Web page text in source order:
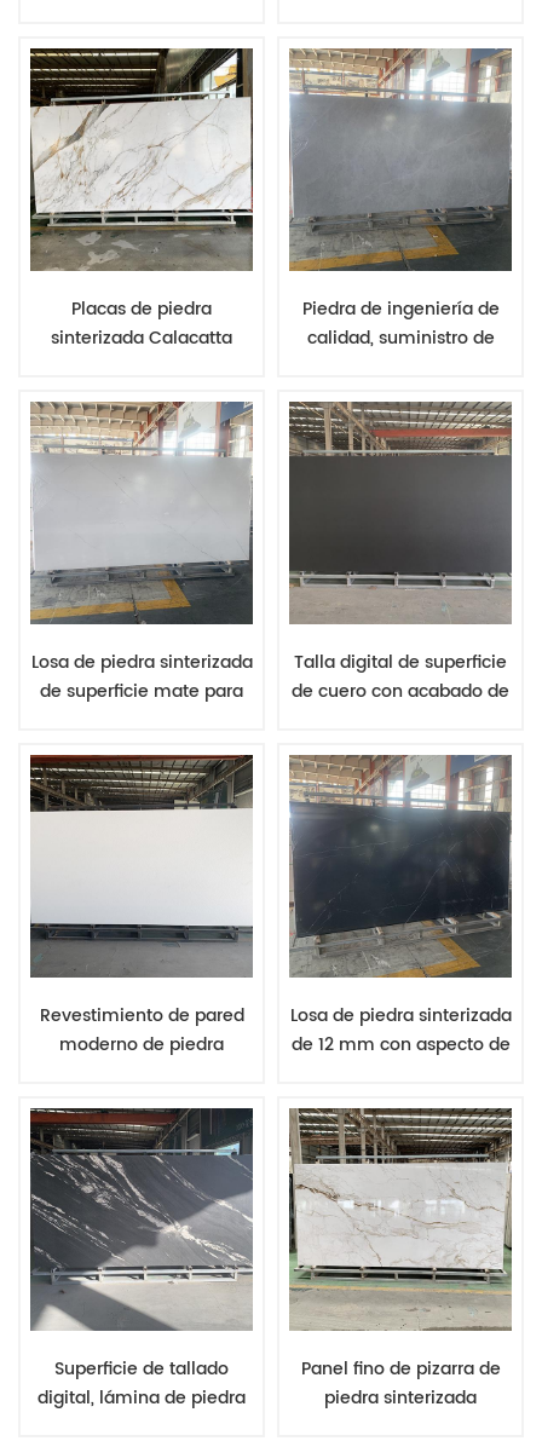
instalación de encimeras
de cocina a juego con los
armarios.
aspecto de granito de
lujo, 12 mm y 20 mm
Placas de piedra
sinterizada Calacatta
superficie mate, 12 mm,
para encimeras de
armarios de cocina.
Cuerpo completo.
Piedra de ingeniería de
calidad, suministro de
sinterizada de 12 mm,
pedido mínimo de 10
piezas, colores mixtos
Losa de piedra sinterizada
de superficie mate para
azulejos. Materiales de
calidad de un proveedor
chino.
Talla digital de superficie
de cuero con acabado de
Precios al por mayor de
fabricantes chinos.
Revestimiento de pared
moderno de piedra
blanca pura con acabado
de superficie flameada de
primera calidad
Losa de piedra sinterizada
de 12 mm con aspecto de
Marquina y veta blanca
fina. Piedra sin sílice.
Superficie de tallado
digital, lámina de piedra
Panel fino de pizarra de
piedra sinterizada